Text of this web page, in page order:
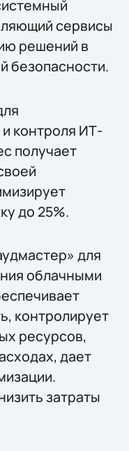
сервисы
решений в
безопасности.
контроля ИТ-
получает
до 25%.
для
облачными
контролирует
ресурсов,
дает
затраты